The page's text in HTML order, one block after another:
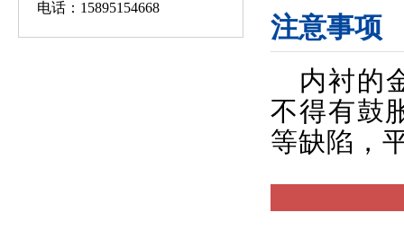
注意事项
内衬的
不得有鼓
等缺陷，
电话：15895154668